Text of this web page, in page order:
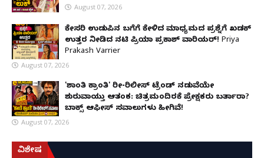
August 07, 2026
ಕೇಸರಿ ಉಡುಪಿನ ಬಗೆಗೆ ಕೇಳಿದ ಮಾಧ್ಯಮದ ಪ್ರಶ್ನೆಗೆ ಖಡಕ್
ಉತ್ತರ ನೀಡಿದ ನಟಿ ಪ್ರಿಯಾ ಪ್ರಕಾಶ್ ವಾರಿಯರ್! Priya
Prakash Varrier
August 07, 2026
'ಶಾಂತಿ ಕ್ರಾಂತಿ' ರೀ-ರಿಲೀಸ್ ಟ್ರೆಂಡ್ ನಡುವೆಯೇ
ಶುರುವಾಯ್ತು ಆತಂಕ: ಚಿತ್ರಮಂದಿರಕ್ಕೆ ಪ್ರೇಕ್ಷಕರು ಬರ್ತಾರಾ?
ಬಾಕ್ಸ್ ಆಫೀಸ್ ಸವಾಲುಗಳು ಹೀಗಿವೆ!
August 07, 2026
ವಿಶೇಷ